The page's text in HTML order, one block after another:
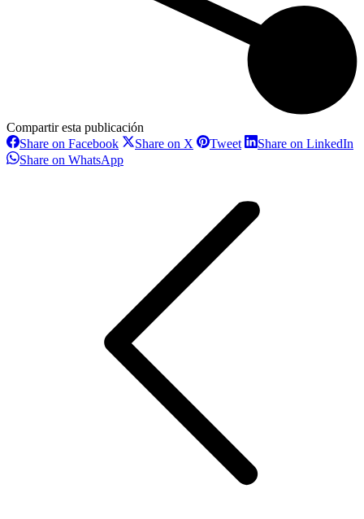
Compartir esta publicación
Share on FacebookShare
on
Facebook
Share on X ShareTweetShareShare on LinkedIn
Share on WhatsAppShare